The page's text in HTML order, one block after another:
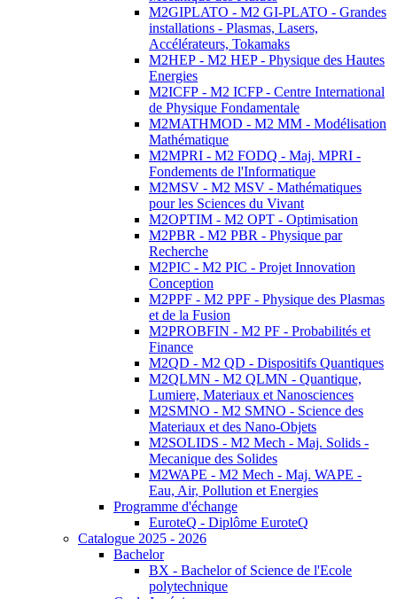
M2GIPLATO - M2 GI-PLATO - Grandes
installations - Plasmas, Lasers,
Accélérateurs, Tokamaks
M2HEP - M2 HEP - Physique des Hautes
Energies
M2ICFP - M2 ICFP - Centre International
de Physique Fondamentale
M2MATHMOD - M2 MM - Modélisation
Mathématique
M2MPRI - M2 FODQ - Maj. MPRI -
Fondements de l'Informatique
M2MSV - M2 MSV - Mathématiques
pour les Sciences du Vivant
M2OPTIM - M2 OPT - Optimisation
M2PBR - M2 PBR - Physique par
Recherche
M2PIC - M2 PIC - Projet Innovation
Conception
M2PPF - M2 PPF - Physique des Plasmas
et de la Fusion
M2PROBFIN - M2 PF - Probabilités et
Finance
M2QD - M2 QD - Dispositifs Quantiques
M2QLMN - M2 QLMN - Quantique,
Lumiere, Materiaux et Nanosciences
M2SMNO - M2 SMNO - Science des
Materiaux et des Nano-Objets
M2SOLIDS - M2 Mech - Maj. Solids -
Mecanique des Solides
M2WAPE - M2 Mech - Maj. WAPE -
Eau, Air, Pollution et Energies
Programme d'échange
EuroteQ - Diplôme EuroteQ
Catalogue 2025 - 2026
Bachelor
BX - Bachelor of Science de l'Ecole
polytechnique